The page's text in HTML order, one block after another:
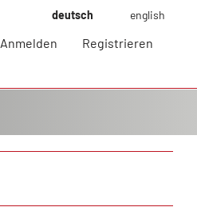
deutsch english
Anmelden Registrieren